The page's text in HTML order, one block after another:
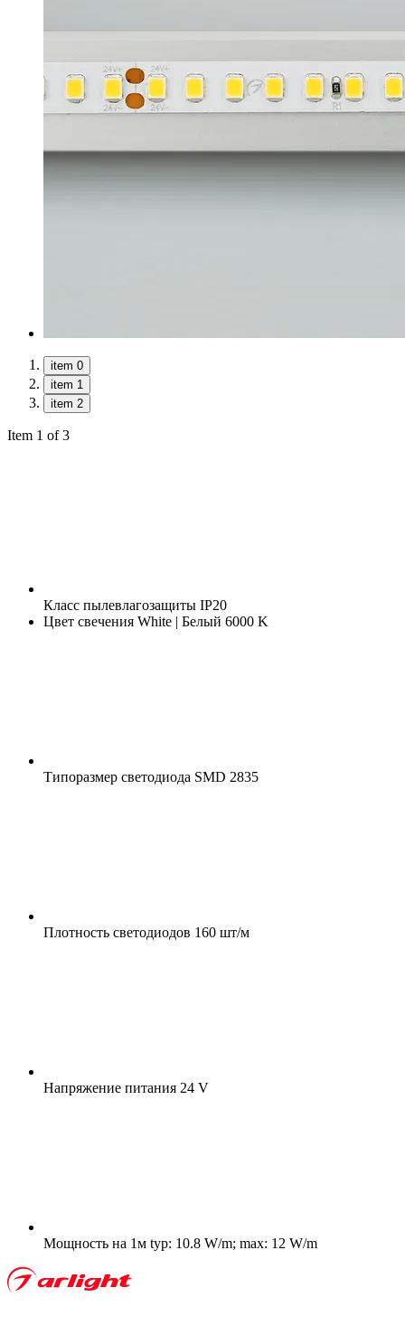
item 0
item 1
item 2
Item 1 of 3
Класс пылевлагозащиты IP20
Цвет свечения White | Белый 6000 K
Типоразмер светодиода SMD 2835
Плотность светодиодов 160 шт/м
Напряжение питания 24 V
Мощность на 1м typ: 10.8 W/m; max: 12 W/m